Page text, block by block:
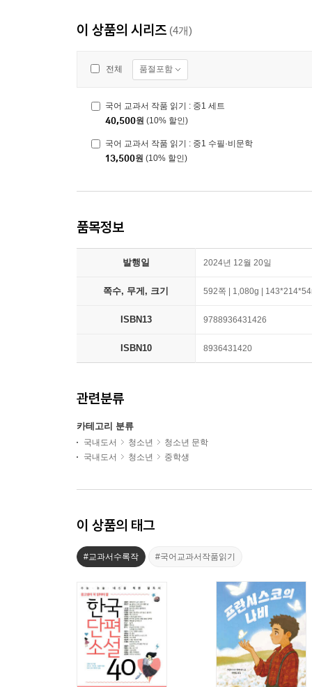
이 상품의 시리즈 (4개)
전체 품절포함
국어 교과서 작품 읽기 : 중1 세트
40,500원 (10% 할인)
국어 교과서 작품 읽기 : 중1 수필·비문학
13,500원 (10% 할인)
품목정보
발행일 2024년 12월 20일
쪽수, 무게, 크기 592쪽 | 1,080g |
ISBN13 9788936431426
ISBN10 8936431420
관련분류
카테고리 분류
국내도서 청소년
청소년 문학
국내도서
청소년 중학생
이 상품의 태그
#교과서수록작 #국어교과서작품읽기